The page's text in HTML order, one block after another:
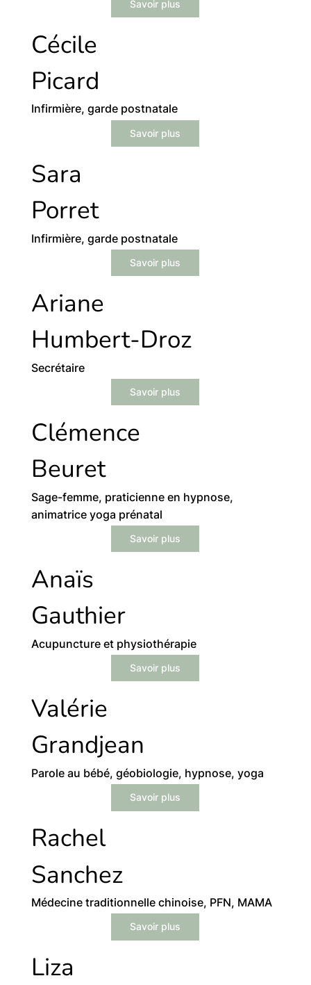
Savoir plus
Cécile
Picard
Infirmière, garde postnatale
Savoir plus
Sara
Porret
Infirmière, garde postnatale
Savoir plus
Ariane
Humbert-Droz
Secrétaire
Savoir plus
Clémence
Beuret
Sage-femme, praticienne en hypnose,
animatrice yoga prénatal
Savoir plus
Anaïs
Gauthier
Acupuncture et physiothérapie
Savoir plus
Valérie
Grandjean
Parole au bébé, géobiologie, hypnose, yoga
Savoir plus
Rachel
Sanchez
Médecine traditionnelle chinoise, PFN, MAMA
Savoir plus
Liza